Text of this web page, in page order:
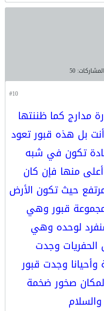
المشاركات: 50
#10
مدارج كما ظننتها
بل هذه قبور تعود
تكون في شبه
منها فإن كان
حيث تكون الأرض
قبور وهي
لوحده وهي
وجدت
وجدت قبور
صخور ضخمة